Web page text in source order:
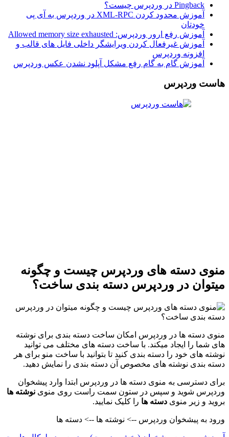
Pingback در وردپرس چیست؟
آموزش محدود کردن XML-RPC در وردپرس به آی پی
خودتان
آموزش رفع ارور وردپرس: Allowed memory size exhausted
آموزش غیرفعال کردن ویرایشگر داخلی فایل های قالب و
افزونه وردپرس
آموزش گام به گام رفع مشکل آپلود نشدن عکس وردپرس
هاست وردپرس
منوی دسته های وردپرس چیست و چگونه
میتوان در وردپرس دسته بندی ساخت؟
منوی دسته ها در وردپرس امکان ساخت دسته بندی برای نوشته
های شما را ایجاد میکند. با ساخت دسته های مختلف می توانید
نوشته های خود را دسته بندی کنید تا بتوانید با ساخت منو برای هر
دسته بندی نوشته های مخصوص آن دسته بندی را نمایش دهید.
برای دسترسی به منوی دسته ها در وردپرس ابتدا وارد پیشخوان
وردپرس شوید و سپس در ستون سمت راست روی منوی نوشته ها
بروید و زیر منوی دسته ها را کلیک نمایید.
ورود به پیشخوان وردپرس --> نوشته ها --> دسته ها